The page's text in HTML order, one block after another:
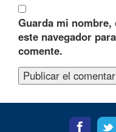
Guarda mi
este navegador
comente.